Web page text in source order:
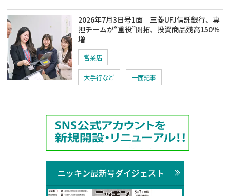
2026年7月3日号1面 三菱UFJ信託銀行、専
担チームが“重役”開拓、投資商品残高150％
増
営業店
大手行など 一面記事
ニッキン最新号ダイジェスト